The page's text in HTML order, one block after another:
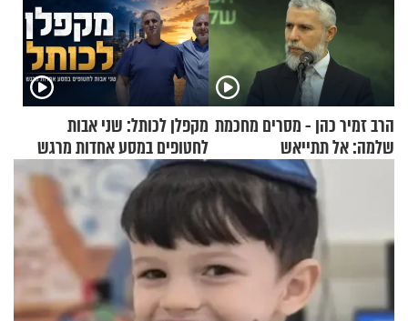
הרב זמיר כהן - מסרים מחכמת
שלמה: אל תתייאש
מקפלן לכותל: שני אבות
לחטופים במסע אחדות מרגש